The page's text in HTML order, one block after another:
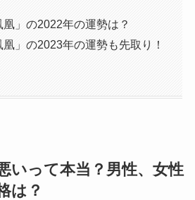
凰」の2022年の運勢は？
凰」の2023年の運勢も先取り！
いって本当？男性、女性
は？